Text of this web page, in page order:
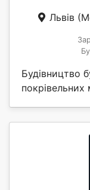
Львів
Будівництво
покрівельних